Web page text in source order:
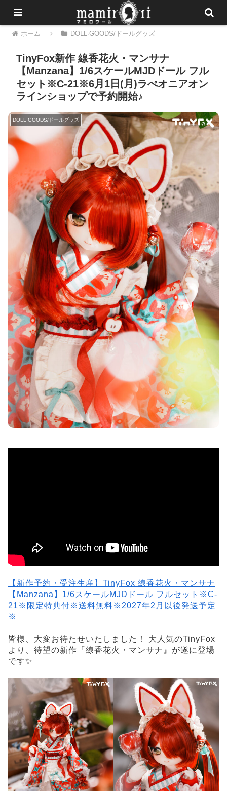
ホーム DOLL·GOODS/ドールグッズ
TinyFox新作 線香花火・マンサナ
【Manzana】1/6スケールMJDドール フル
セット※C-21※6月1日(月)ラぺオニアオン
ラインショップで予約開始♪
DOLL·GOODS/ドールグッズ
【新作予約・受注生産】TinyFox 線香花火・マンサナ
【Manzana】1/6スケールMJDドール フルセット※C-
21※限定特典付※送料無料※2027年2月以後発送予定
※
皆様、大変お待たせいたしました！ 大人気のTinyFox
より、待望の新作『線香花火・マンサナ』が遂に登場
です✨